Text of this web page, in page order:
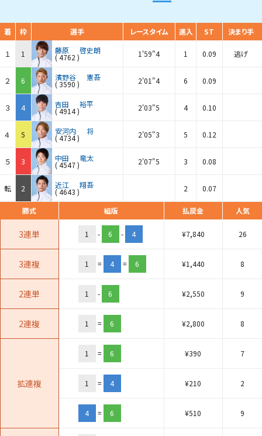
着 枠 選手 レースタイム 進入 ST 決まり手
１ 1 藤原 啓史朗
(4762 ) 1'59"4 1 0.09 逃げ
２ 6 濱野谷 憲吾
(3590 ) 2'01"4 6 0.09
３ 4 吉田 裕平
(4914) 2'03"5 4 0.10
４ 5 安河内 将
(4734) 2'05"3 5 0.12
５ 3 中田 竜太
(4547) 2'07"5 3 0.08
転 2 近江 翔吾
(4643 ) 2 0.07
勝式 組版 払戻金 人気
3連単 1 - 6 - 4 ¥7,840 26
3連複 1 = 4 = 6 ¥1,440 8
2連単 1 - 6 ¥2,550 9
2連複 1 = 6 ¥2,800 8
拡連複
1 = 6 ¥390 7
1 = 4 ¥210 2
4 = 6 ¥510 9